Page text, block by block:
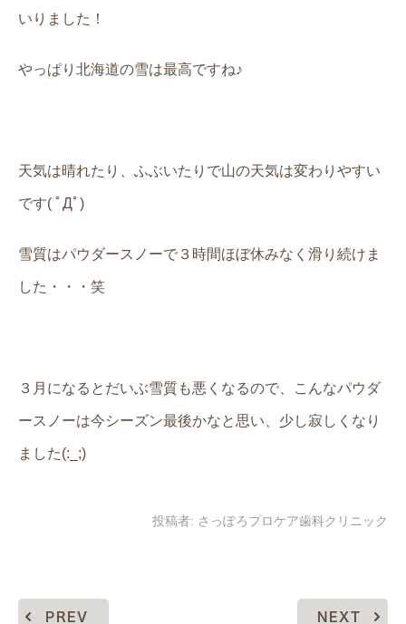
いりました！
やっぱり北海道の雪は最高ですね♪
天気は晴れたり、ふぶいたりで山の天気は変わりやすい
です( ﾟДﾟ)
雪質はパウダースノーで３時間ほぼ休みなく滑り続けま
した・・・笑
３月になるとだいぶ雪質も悪くなるので、こんなパウダ
ースノーは今シーズン最後かなと思い、少し寂しくなり
ました(:_;)
投稿者: さっぽろプロケア歯科クリニック
PREV NEXT